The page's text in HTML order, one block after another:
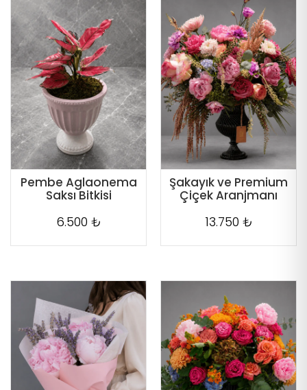
Pembe Aglaonema
Saksı Bitkisi
6.500 ₺
Şakayık ve Premium
Çiçek Aranjmanı
13.750 ₺